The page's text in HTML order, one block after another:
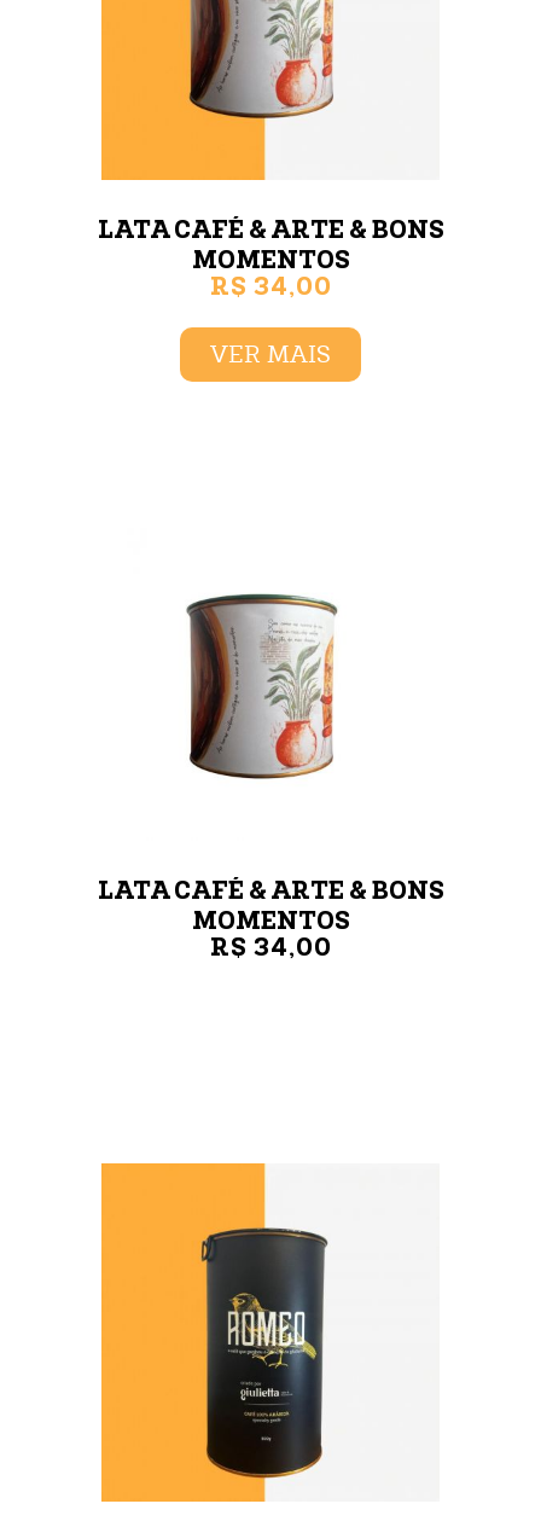
LATA CAFÉ & ARTE & BONS
MOMENTOS
LATA 250G
R$ 34,00
VER MAIS
LATA CAFÉ & ARTE & BONS
MOMENTOS
LATA 250G
R$ 34,00